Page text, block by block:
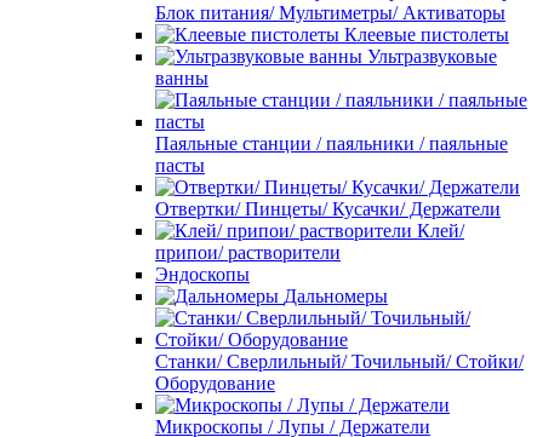
Блок питания/ Мультиметры/ Активаторы
Клеевые пистолеты
Ультразвуковые
ванны
Паяльные станции / паяльники / паяльные
пасты
Отвертки/ Пинцеты/ Кусачки/ Держатели
Клей/
припои/ растворители
Эндоскопы
Дальномеры
Станки/ Сверлильный/ Точильный/ Стойки/
Оборудование
Микроскопы / Лупы / Держатели